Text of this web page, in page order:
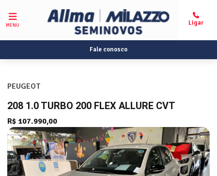
MENU
Fale conosco
PEUGEOT
208 1.0 TURBO 200 FLEX ALLURE CVT
R$ 107.990,00